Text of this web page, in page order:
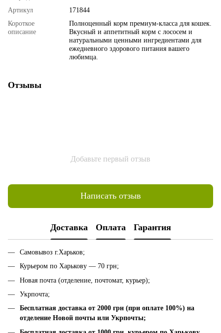
Артикул
171844
Короткое
описание
Полноценный корм премиум-класса для кошек.
Вкусный и аппетитный корм с лососем и
натуральными ценными ингредиентами для
ежедневного здорового питания вашего
любимца.
Отзывы
Добавьте первый отзыв
Написать отзыв
Доставка Оплата Гарантия
Самовывоз г.Харьков;
Курьером по Харькову — 70 грн;
Новая почта (отделение, почтомат, курьер);
Укрпочта;
Бесплатная доставка от 2000 грн (при оплате 100%) на
отделение Новой почты или Укрпочты;